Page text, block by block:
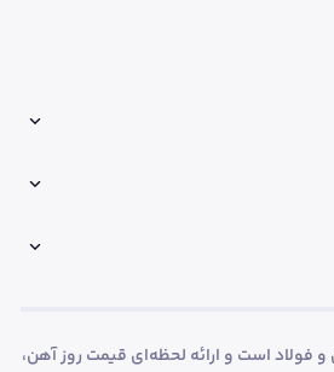
و فولاد است و ارائه لحظه‌ای قیمت روز آهن،